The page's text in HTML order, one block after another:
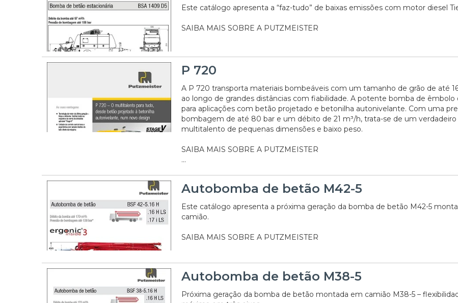
Este catálogo apresenta a “faz-tudo” de baixas emissões com motor diesel
SAIBA MAIS SOBRE A PUTZMEISTER
P 720
A P 720 transporta materiais bombeáveis com um tamanho de grão de até
ao longo de grandes distâncias com fiabilidade. A potente bomba de êmbolo
para aplicações com betão projetado e betonilha autonivelante. Com uma
bombagem de até 80 bar e um débito de 21 m³/h, trata-se de um verdadeiro
multitalento de pequenas dimensões e baixo peso.
SAIBA MAIS SOBRE A PUTZMEISTER
...
Autobomba de betão M42-5
Este catálogo apresenta a próxima geração da bomba de betão M42-5
camião.
SAIBA MAIS SOBRE A PUTZMEISTER
Autobomba de betão M38-5
Próxima geração da bomba de betão montada em camião M38-5 –